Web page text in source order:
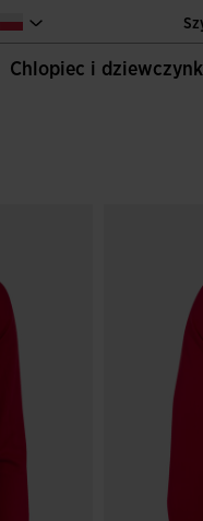
Jedyna
Chlopiec i